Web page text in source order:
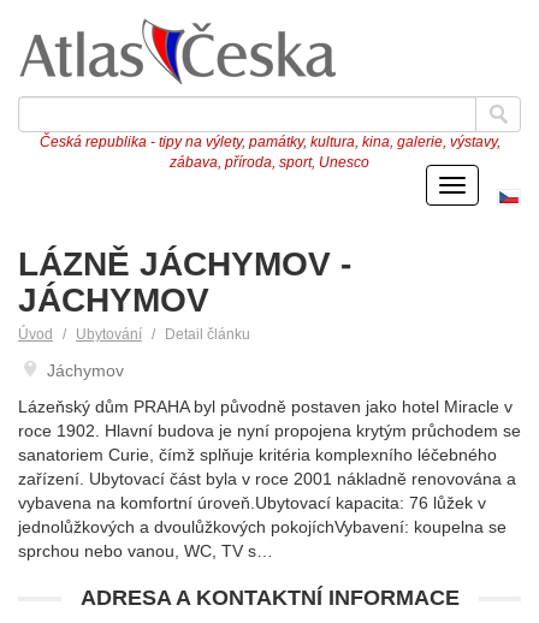
Česká republika - tipy na výlety, památky, kultura, kina, galerie, výstavy,
zábava, příroda, sport, Unesco
Menu
LÁZNĚ JÁCHYMOV -
JÁCHYMOV
Úvod Ubytování Detail článku
Jáchymov
Lázeňský dům PRAHA byl původně postaven jako hotel Miracle v
roce 1902. Hlavní budova je nyní propojena krytým průchodem se
sanatoriem Curie, čímž splňuje kritéria komplexního léčebného
zařízení. Ubytovací část byla v roce 2001 nákladně renovována a
vybavena na komfortní úroveň.Ubytovací kapacita: 76 lůžek v
jednolůžkových a dvoulůžkových pokojíchVybavení: koupelna se
sprchou nebo vanou, WC, TV s…
ADRESA A KONTAKTNÍ INFORMACE